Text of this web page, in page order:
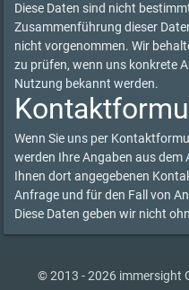
Diese Daten sind nicht
Zusammenführung dieser
nicht vorgenommen. Wir
zu prüfen, wenn uns konkrete
Nutzung bekannt werden.
Wenn Sie uns per
werden Ihre Angaben aus
Ihnen dort angegebenen
Anfrage und für den Fall von
Diese Daten geben wir nicht
© 2013 - 2026 immersight